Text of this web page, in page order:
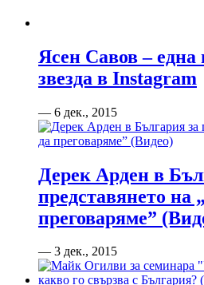
Ясен Савов – една
звезда в Instagram
— 6 дек., 2015
Дерек Арден в
представянето на
преговаряме”
— 3 дек., 2015